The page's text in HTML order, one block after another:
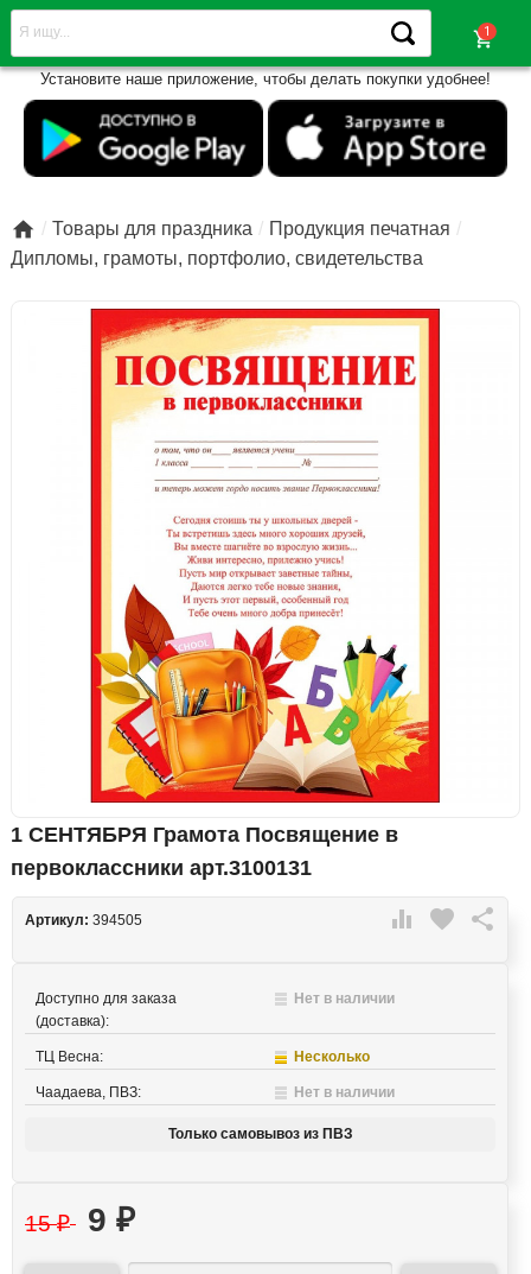
shopping_cart
Установите наше приложение, чтобы делать покупки удобнее!
 Товары для праздника
Продукция печатная
Дипломы, грамоты, портфолио, свидетельства
1 СЕНТЯБРЯ Грамота Посвящение в
первоклассники арт.3100131
 favorite 
Артикул: 394505
Доступно для заказа
(доставка):
Нет в наличии
ТЦ Весна: Несколько
Чаадаева, ПВЗ: Нет в наличии
Только самовывоз из ПВЗ
15₽ 9 ₽